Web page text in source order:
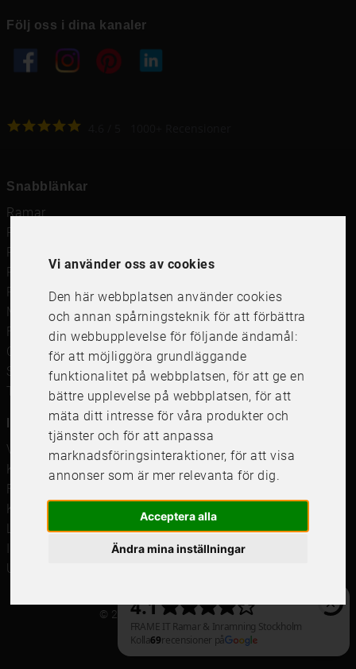
Vi använder oss av cookies
Den här webbplatsen använder cookies
och annan spårningsteknik för att förbättra
din webbupplevelse för följande ändamål:
för att möjliggöra grundläggande
funktionalitet på webbplatsen, för att ge en
bättre upplevelse på webbplatsen,för att
mäta ditt intresse för våra produkter och
tjänster och för att anpassa
marknadsföringsinteraktioner,för att visa
annonser som är mer relevanta för dig.
Acceptera alla
Ändra mina inställningar
Följ oss i dina kanaler
Snabblänkar
Ramar
Ramar till Samsung The Frame
Ramverkstad & inramning
Passepartout
Posters
Måttbeställd passepartout
Framkalla bilder
Canvastavla
Studentskylt och studentplakat
Tavelkrok
Information
Våra butiker
Kundservice
Företagsförsäljning
Köpvillkor
Leverans & Retur
Uppdatera cookieinställningar
© 2021 Frame It International